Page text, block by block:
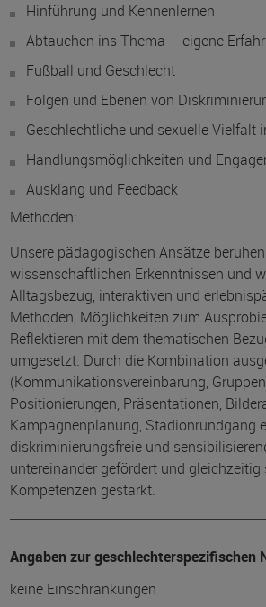
Hinführung und Kennenlernen
Abtauchen ins Thema – eigene
Fußball und Geschlecht
Folgen und Ebenen von
Geschlechtliche und sexuelle Vielfalt
Handlungsmöglichkeiten und
Ausklang und Feedback
Methoden:
Unsere pädagogischen Ansätze
wissenschaftlichen Erkenntnissen und
Alltagsbezug, interaktiven und
Methoden, Möglichkeiten zum
Reflektieren mit dem thematischen
umgesetzt. Durch die Kombination
(Kommunikationsvereinbarung,
Positionierungen, Präsentationen,
Kampagnenplanung, Stadionrundgang
diskriminierungsfreie und
untereinander gefördert und gleichzeitig
Kompetenzen gestärkt.
Angaben zur geschlechterspezifischen
keine Einschränkungen